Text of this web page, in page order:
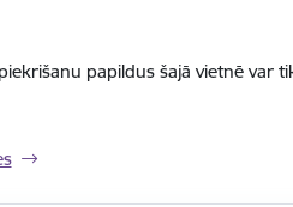
papildus šajā vietnē var